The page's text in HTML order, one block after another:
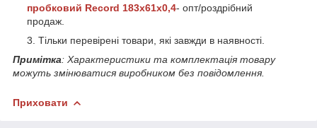
пробковий Record 183x61x0,4- опт/роздрібний
продаж.
Тільки перевірені товари, які завжди в наявності.
Примітка: Характеристики та комплектація товару
можуть змінюватися виробником без повідомлення.
Приховати